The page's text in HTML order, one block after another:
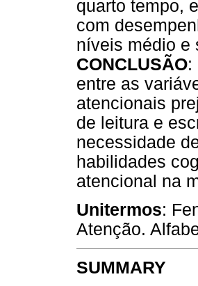
quarto tempo,
com
níveis médio e
CONCLUSÃO:
entre as
atencionais
de leitura e
necessidade
habilidades
atencional na
Unitermos:
Atenção.
SUMMARY